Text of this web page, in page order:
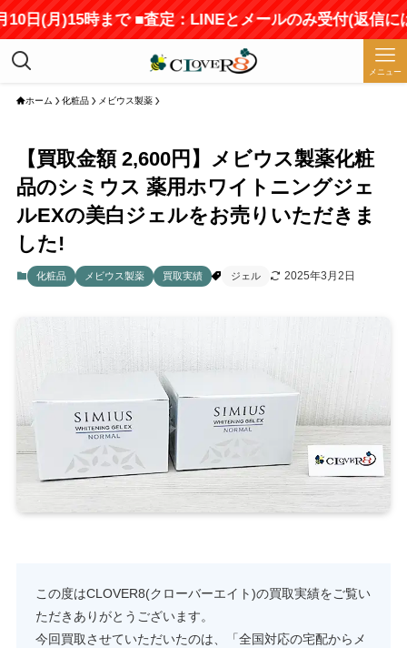
(月)15時まで ■査定：LINEとメールのみ受付(返信には
メニュー
ホーム 化粧品 メビウス製薬
【買取金額 2,600円】メビウス製薬化粧
品のシミウス 薬用ホワイトニングジェ
ルEXの美白ジェルをお売りいただきま
した!
化粧品 メビウス製薬 買取実績 ジェル 2025年3月2日
この度はCLOVER8(クローバーエイト)の買取実績をご覧い
ただきありがとうございます。
今回買取させていただいたのは、「全国対応の宅配からメ